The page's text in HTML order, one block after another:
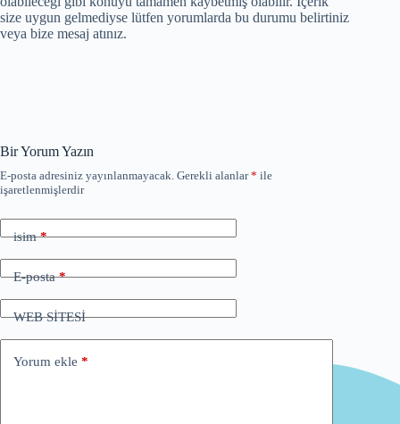
size uygun gelmediyse lütfen yorumlarda bu durumu belirtiniz
veya bize mesaj atınız.
Bir Yorum Yazın
E-posta adresiniz yayınlanmayacak. Gerekli alanlar* ile
işaretlenmişlerdir
isim*
E-posta*
WEB SİTESİ
Yorum ekle *